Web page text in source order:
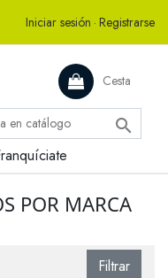
Iniciar sesión · Registrarse
Cesta

POR MARCA
Filtrar